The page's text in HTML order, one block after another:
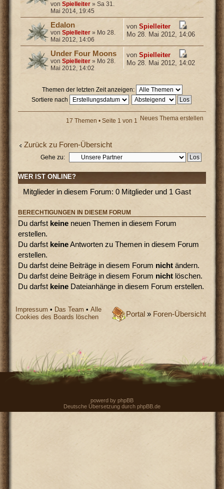
vonSpielleiter » Sa 31.
Mai 2014, 19:45
Edalon
vonSpielleiter » Mo 28.
Mai 2012, 14:06
vonSpielleiter
Mo 28. Mai 2012, 14:06
Under Four Moons
vonSpielleiter » Mo 28.
Mai 2012, 14:02
vonSpielleiter
Mo 28. Mai 2012, 14:02
Themen der letzten Zeit anzeigen:
Sortiere nach
Neues Thema erstellen
17 Themen • Seite 1 von 1
Zurück zu Foren-Übersicht
Gehe zu:
WER IST ONLINE?
Mitglieder in diesem Forum: 0 Mitglieder und 1 Gast
BERECHTIGUNGEN IN DIESEM FORUM
Du darfst keine neuen Themen in diesem Forum
erstellen.
Du darfst keineAntworten zu Themen in diesem Forum
erstellen.
Du darfst deine Beiträge in diesem Forum nicht ändern.
Du darfst deine Beiträge in diesem Forum nicht löschen.
Du darfst keine Dateianhänge in diesem Forum erstellen.
Portal» Foren-Übersicht
Impressum • Das Team •Alle
Cookies des Boards löschen
powerd by phpBB
Deutsche Übersetzung durch phpBB.de